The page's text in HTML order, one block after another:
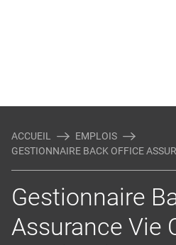
ACCUEIL
EMPLOIS
GESTIONNAIRE BACK OFFICE
Gestionnaire
Assurance Vie